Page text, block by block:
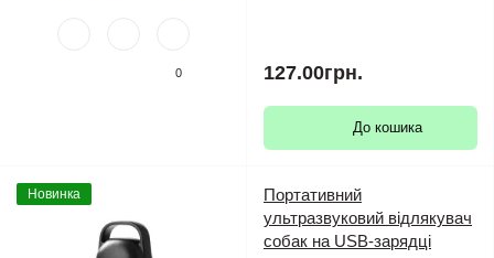
0 127.00грн.
До кошика
Новинка
Портативний
ультразвуковий відлякувач
собак на USB-зарядці